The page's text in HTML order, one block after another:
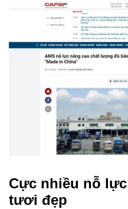
Cực nhiều nỗ
tươi đẹp